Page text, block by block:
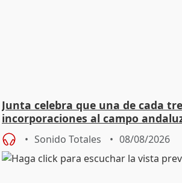
Junta celebra que una de cada
incorporaciones al campo
jóvenes
Sonido Totales 08/08/2026